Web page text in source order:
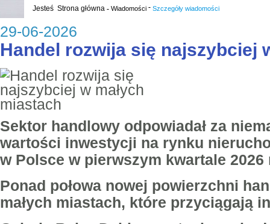
Jesteś Strona główna - Wiadomości - Szczegóły wiadomości
29-06-2026
Handel rozwija się najszybciej
Sektor handlowy odpowiadał za
wartości inwestycji na rynku
w Polsce w pierwszym kwartale 2026
Ponad połowa nowej powierzchni
małych miastach, które przyciągają